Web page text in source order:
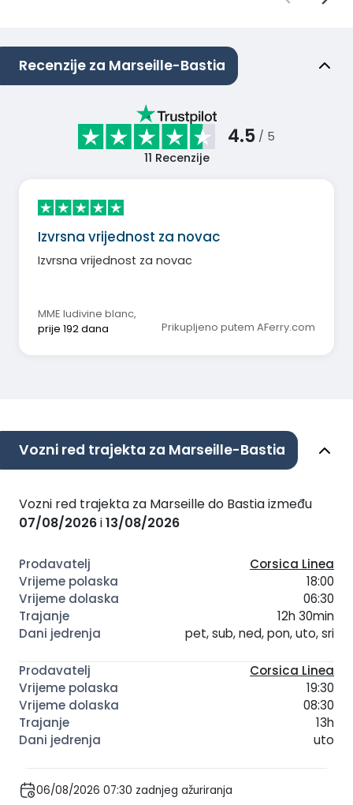
Recenzije za Marseille-Bastia
4.5 / 5
11 Recenzije
Izvrsna vrijednost za novac
Izvrsna vrijednost za novac
MME ludivine blanc,
prije 192 dana
Prikupljeno putem AFerry.com
Vozni red trajekta za Marseille-Bastia
Vozni red trajekta za Marseille do Bastia između
07/08/2026i13/08/2026
Corsica Linea
18:00
06:30
12h 30min
pet, sub, ned, pon, uto, sri
Corsica Linea
19:30
08:30
13h
uto
06/08/2026 07:30 zadnjeg ažuriranja